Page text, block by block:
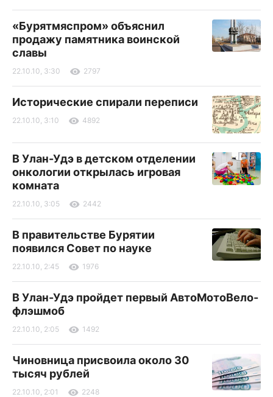
«Бурятмяспром» объяснил
продажу памятника воинской
славы
22.10.10, 3:30 2797
Исторические спирали переписи
22.10.10, 3:10 4892
В Улан-Удэ в детском отделении
онкологии открылась игровая
комната
22.10.10, 3:05 2442
В правительстве Бурятии
появился Совет по науке
22.10.10, 2:45 1976
В Улан-Удэ пройдет первый АвтоМотоВело-
флэшмоб
22.10.10, 2:05 1492
Чиновница присвоила около 30
тысяч рублей
22.10.10, 2:01 2248